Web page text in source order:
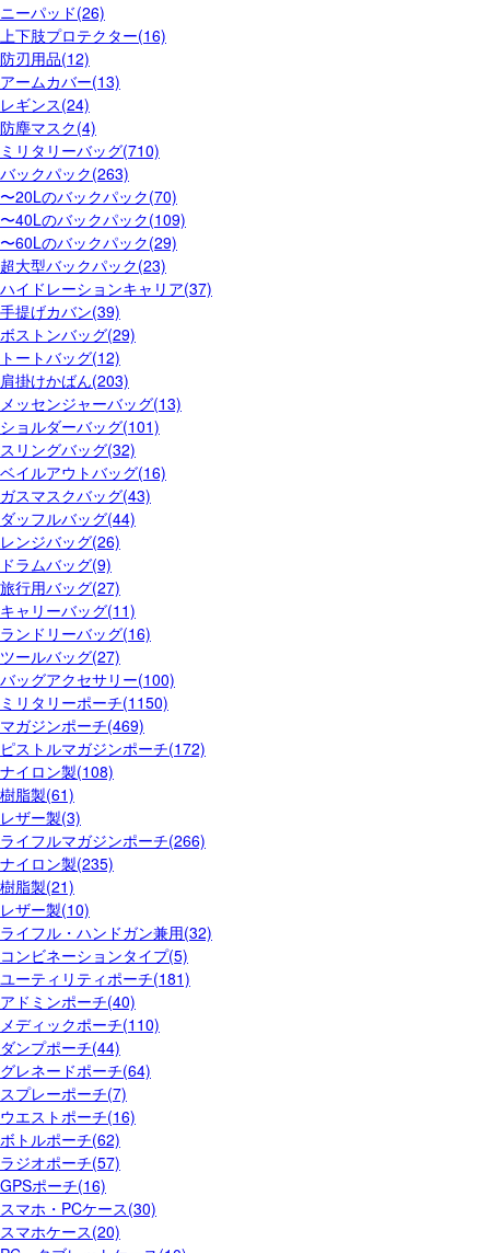
ニーパッド(26)
上下肢プロテクター(16)
防刃用品(12)
アームカバー(13)
レギンス(24)
防塵マスク(4)
ミリタリーバッグ(710)
バックパック(263)
〜20Lのバックパック(70)
〜40Lのバックパック(109)
〜60Lのバックパック(29)
超大型バックパック(23)
ハイドレーションキャリア(37)
手提げカバン(39)
ボストンバッグ(29)
トートバッグ(12)
肩掛けかばん(203)
メッセンジャーバッグ(13)
ショルダーバッグ(101)
スリングバッグ(32)
ベイルアウトバッグ(16)
ガスマスクバッグ(43)
ダッフルバッグ(44)
レンジバッグ(26)
ドラムバッグ(9)
旅行用バッグ(27)
キャリーバッグ(11)
ランドリーバッグ(16)
ツールバッグ(27)
バッグアクセサリー(100)
ミリタリーポーチ(1150)
マガジンポーチ(469)
ピストルマガジンポーチ(172)
ナイロン製(108)
樹脂製(61)
レザー製(3)
ライフルマガジンポーチ(266)
ナイロン製(235)
樹脂製(21)
レザー製(10)
ライフル・ハンドガン兼用(32)
コンビネーションタイプ(5)
ユーティリティポーチ(181)
アドミンポーチ(40)
メディックポーチ(110)
ダンプポーチ(44)
グレネードポーチ(64)
スプレーポーチ(7)
ウエストポーチ(16)
ボトルポーチ(62)
ラジオポーチ(57)
GPSポーチ(16)
スマホ・PCケース(30)
スマホケース(20)